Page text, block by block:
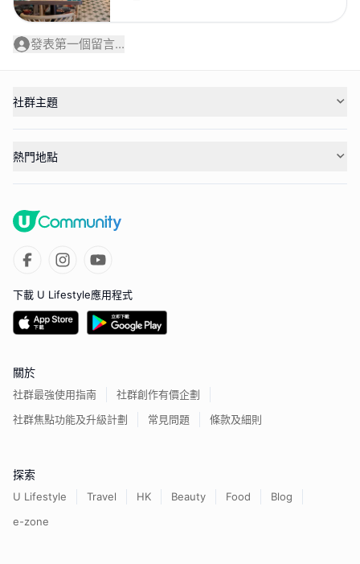
發表第一個留言...
社群主題
熱門地點
下載 U Lifestyle應用程式
關於
社群最強使用指南
社群創作有價企劃
社群焦點功能及升級計劃
常見問題 條款及細則
探索
U Lifestyle Travel HK Beauty Food
Blog
e-zone